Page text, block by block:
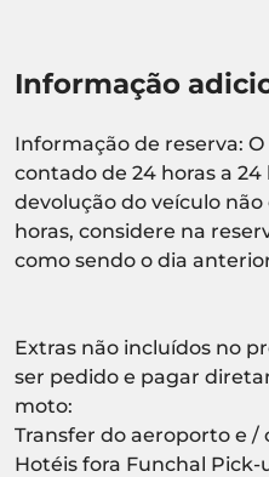
Informação
Informação de reserva:
contado de 24 horas a
devolução do veículo
horas, considere na
como sendo o dia
Extras não incluídos no
ser pedido e pagar
moto:
Transfer do aeroporto e /
Hotéis fora Funchal